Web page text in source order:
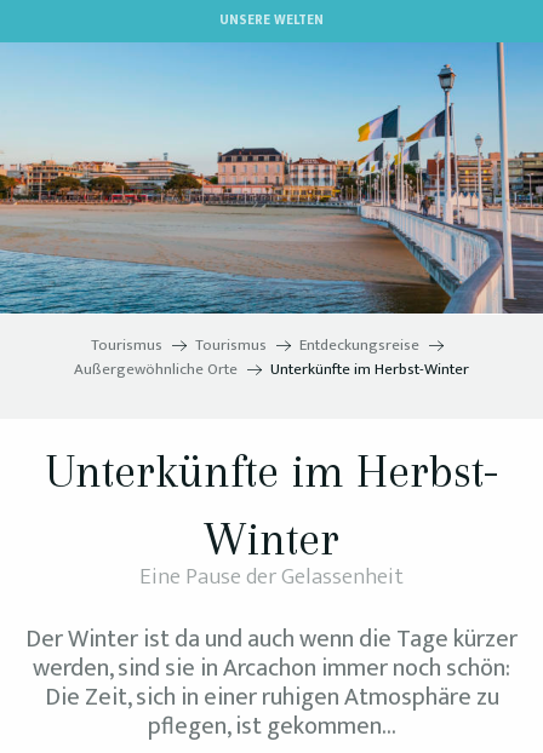
au
UNSERE WELTEN
Tourismus Tourismus
Entdeckungsreise
Außergewöhnliche Orte
Unterkünfte im Herbst-Winter
Unterkünfte im Herbst-
Winter
Eine Pause der Gelassenheit
Der Winter ist da und auch wenn die Tage kürzer
werden, sind sie in Arcachon immer noch schön:
Die Zeit, sich in einer ruhigen Atmosphäre zu
pflegen, ist gekommen…